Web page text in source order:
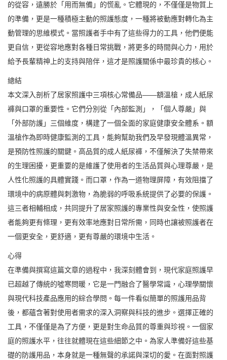
的從容，遠勝於「用而無備」的慌亂。它體現的，不僅僅是物質上
的準備，更是一種積極主動的照護態度，一種將被動應對轉化為主
動管理的思維模式。當照護者手中有了這些得力的工具，他們便能
更自信，更從容地應對各種日常挑戰，將更多的時間與心力，用於
給予長輩精神上的支持與陪伴，這才是照護關係中最珍貴的核心。
總結
本文深入剖析了居家照護中三項核心常備品——額溫槍，成人紙尿
褲與口罩的重要性。它們分別從「內部監測」，「個人尊嚴」與
「外部防護」三個維度，構建了一個全面的家庭健康安全體系。額
溫槍作為即時健康監測的工具，能夠幫助我們及早發現體溫異常，
是預防性照護的關鍵。高品質的成人紙尿褲，不僅解決了失禁帶來
的生理困擾，更重要的是維護了使用者的生活品質與心理尊嚴，是
人性化照護的具體實踐。而口罩，作為一道物理屏障，有效阻擋了
環境中的病原體與刺激物，為脆弱的呼吸系統提供了必要的保護。
這三者相輔相成，共同提升了居家照護的專業性與安全性，使照護
者能夠更有條理，更有效率地應對日常所需，同時也讓被照護者在
一個更安全，更舒適，更有尊嚴的環境中生活。
心得
在準備與撰寫這篇文章的過程中，我深刻體會到，現代家庭照護早
已超越了傳統的噓寒問暖，它是一門融合了醫學常識，心理學關懷
與現代科技產品應用的綜合學問。每一件看似簡單的照護用品背
後，都蘊含著對使用者需求的深入洞察與科技的進步。選擇正確的
工具，不僅僅是為了方便，更是對生命品質的尊重與珍視。一個家
庭的照護水平，往往就體現在這些細節之中。為家人準備好這些基
礎的防護用品，本身就是一種無聲的承諾與深切的愛。在面對照護